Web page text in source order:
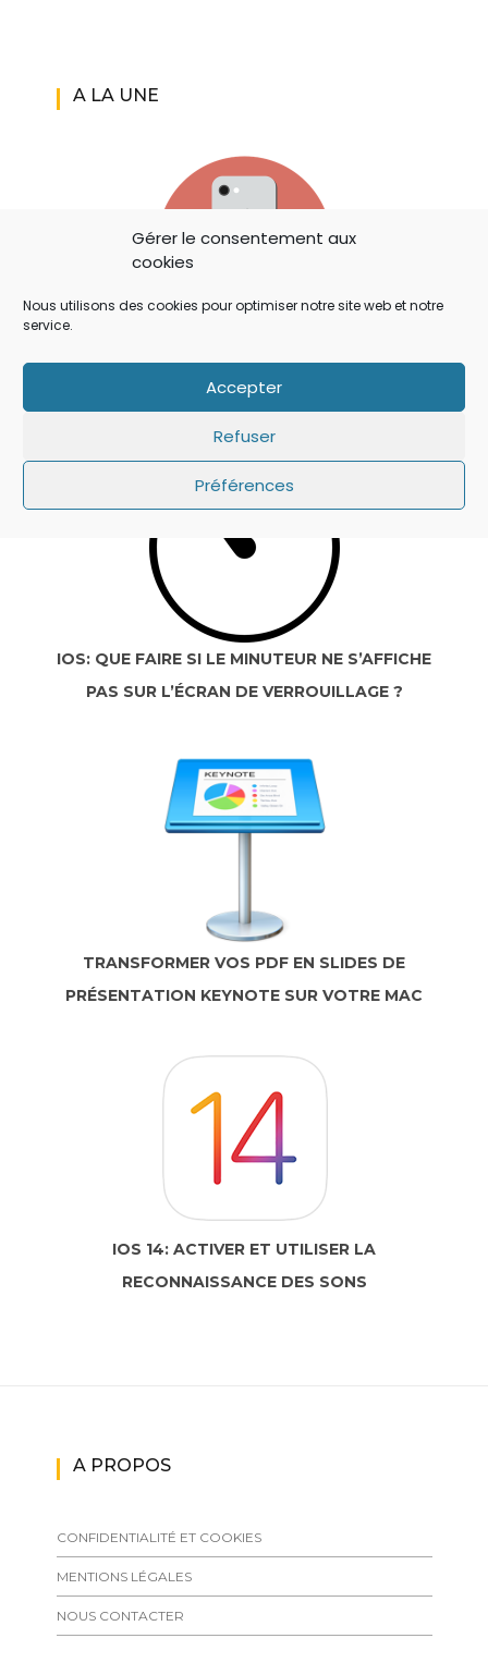
Gérer le consentement aux
cookies
Nous utilisons des cookies pour optimiser notre site web et notre
service.
Accepter
Refuser
Préférences
A LA UNE
SECRET QUI A ÉCHAPPÉ À TOUT LE MONDE !
IOS: QUE FAIRE SI LE MINUTEUR NE S’AFFICHE
PAS SUR L’ÉCRAN DE VERROUILLAGE ?
TRANSFORMER VOS PDF EN SLIDES DE
PRÉSENTATION KEYNOTE SUR VOTRE MAC
IOS 14: ACTIVER ET UTILISER LA
RECONNAISSANCE DES SONS
A PROPOS
CONFIDENTIALITÉ ET COOKIES
MENTIONS LÉGALES
NOUS CONTACTER